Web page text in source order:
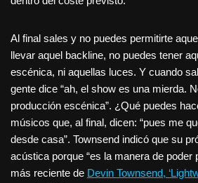
Al final sales y no puedes permitirte
llevar aquel backline, no puedes tener
escénica, ni aquellas luces. Y cuando
gente dice “ah, el show es una mierda.
producción escénica”. ¿Qué puedes
músicos que, al final, dicen: “pues me
desde casa”. Townsend indicó que su
acústica porque “es la manera de poder
más reciente de Devin Townsend,